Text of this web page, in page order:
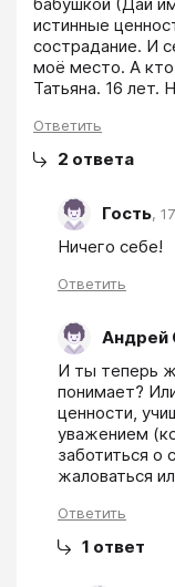
истинные
сострадание. И
моё место. А
Татьяна. 16 лет.
Ответить
2 ответа
Гость,
Ничего себе!
Ответить
Андрей
И ты теперь
понимает?
ценности,
уважением
заботиться о
жаловаться
Ответить
1 ответ